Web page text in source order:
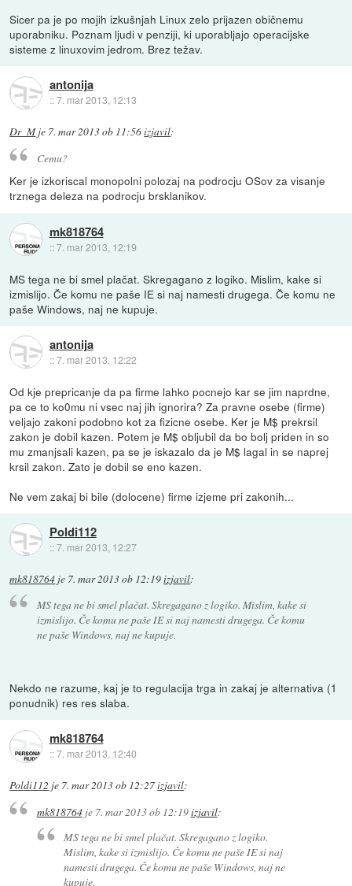
Sicer pa je po mojih izkušnjah Linux zelo prijazen običnemu
uporabniku. Poznam ljudi v penziji, ki uporabljajo operacijske
sisteme z linuxovim jedrom. Brez težav.
antonija
::7. mar 2013, 12:13
Dr_Mje 7. mar 2013 ob 11:56izjavil:
Cemu?
Ker je izkoriscal monopolni polozaj na podrocju OSov za visanje
trznega deleza na podrocju brsklanikov.
mk818764
::7. mar 2013, 12:19
MS tega ne bi smel plačat. Skregagano z logiko. Mislim, kake si
izmislijo. Če komu ne paše IE si naj namesti drugega. Če komu ne
paše Windows, naj ne kupuje.
antonija
::7. mar 2013, 12:22
Od kje prepricanje da pa firme lahko pocnejo kar se jim naprdne,
pa ce to ko0mu ni vsec naj jih ignorira? Za pravne osebe (firme)
veljajo zakoni podobno kot za fizicne osebe. Ker je M$ prekrsil
zakon je dobil kazen. Potem je M$ obljubil da bo bolj priden in so
mu zmanjsali kazen, pa se je iskazalo da je M$ lagal in se naprej
krsil zakon. Zato je dobil se eno kazen.
Ne vem zakaj bi bile (dolocene) firme izjeme pri zakonih...
Poldi112
::7. mar 2013, 12:27
mk818764 je 7. mar 2013 ob 12:19izjavil:
MS tega ne bi smel plačat. Skregagano z logiko. Mislim, kake si
izmislijo. Če komu ne paše IE si naj namesti drugega. Če komu
ne paše Windows, naj ne kupuje.
Nekdo ne razume, kaj je to regulacija trga in zakaj je alternativa (1
ponudnik) res res slaba.
mk818764
::7. mar 2013, 12:40
Poldi112 je 7. mar 2013 ob 12:27izjavil:
mk818764je 7. mar 2013 ob 12:19izjavil:
MS tega ne bi smel plačat. Skregagano z logiko.
Mislim, kake si izmislijo. Če komu ne paše IE si naj
namesti drugega. Če komu ne paše Windows, naj ne
kupuje.